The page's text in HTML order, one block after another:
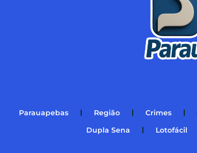
Parauapebas Região Crimes
Dupla Sena
Lotofácil